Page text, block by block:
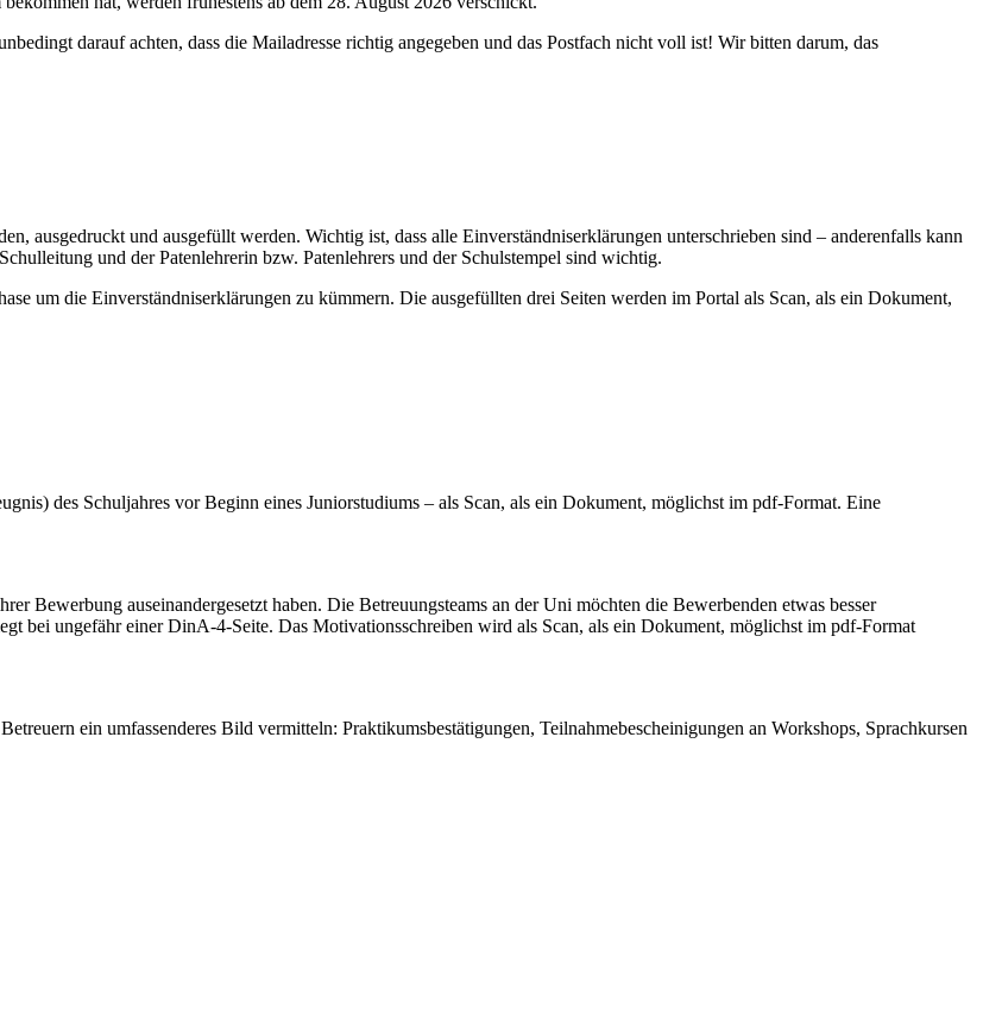
darauf achten, dass die Mailadresse richtig angegeben und das Postfach nicht voll ist! Wir bitten darum, das
ausgedruckt und ausgefüllt werden. Wichtig ist, dass alle Einverständniserklärungen unterschrieben sind – anderenfalls kann
und der Patenlehrerin bzw. Patenlehrers und der Schulstempel sind wichtig.
um die Einverständniserklärungen zu kümmern. Die ausgefüllten drei Seiten werden im Portal als Scan, als ein Dokument,
des Schuljahres vor Beginn eines Juniorstudiums – als Scan, als ein Dokument, möglichst im pdf-Format. Eine
Bewerbung auseinandergesetzt haben. Die Betreuungsteams an der Uni möchten die Bewerbenden etwas besser
bei ungefähr einer DinA-4-Seite. Das Motivationsschreiben wird als Scan, als ein Dokument, möglichst im pdf-Format
ein umfassenderes Bild vermitteln: Praktikumsbestätigungen, Teilnahmebescheinigungen an Workshops, Sprachkursen